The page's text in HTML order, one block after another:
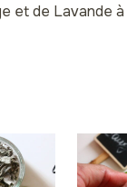
et de Lavande à